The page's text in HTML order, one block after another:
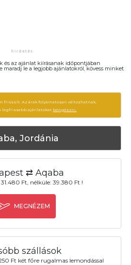
és az ajánlat kiírásanak időpontjában
maradj le a legjobb ajánlatokról, kövess minket
frissült. Az árak folyamatosan változhatnak,
legfrissebb ajánlatokat böngészni.
Jordánia
⇄ Aqaba
31.480 Ft, nélküle: 39.380 Ft !
MEGNÉZEM
szállások
Ft két főre rugalmas lemondással